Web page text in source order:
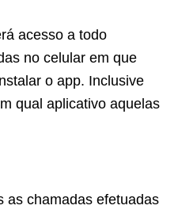
acesso a todo
no celular em que
o app. Inclusive
qual aplicativo aquelas
as chamadas efetuadas